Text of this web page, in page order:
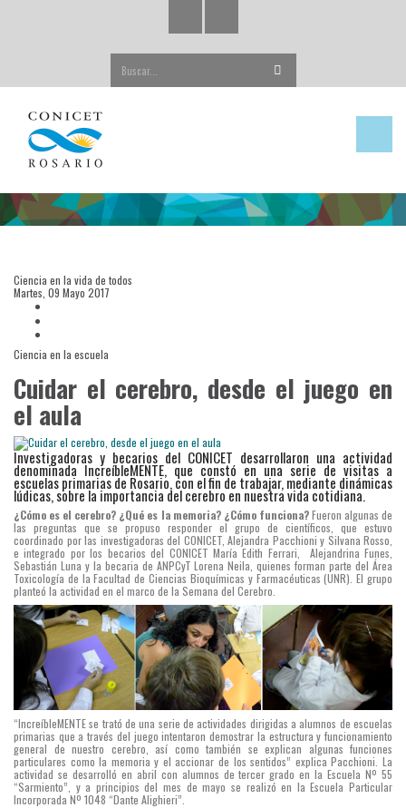
Ciencia en la vida de todos
Martes, 09 Mayo 2017
Ciencia en la escuela
Cuidar el cerebro, desde el juego en
el aula
Investigadoras y becarios del CONICET desarrollaron una actividad
denominada IncreíbleMENTE, que constó en una serie de visitas a
escuelas primarias de Rosario, con el fin de trabajar, mediante dinámicas
lúdicas, sobre la importancia del cerebro en nuestra vida cotidiana.
¿Cómo es el cerebro? ¿Qué es la memoria? ¿Cómo funciona?Fueron algunas de
las preguntas que se propuso responder el grupo de científicos, que estuvo
coordinado por las investigadoras del CONICET, Alejandra Pacchioni y Silvana Rosso,
e integrado por los becarios del CONICET María Edith Ferrari, Alejandrina Funes,
Sebastián Luna y la becaria de ANPCyT Lorena Neila, quienes forman parte del Área
Toxicología de la Facultad de Ciencias Bioquímicas y Farmacéuticas (UNR). El grupo
planteó la actividad en el marco de la Semana del Cerebro.
“IncreíbleMENTE se trató de una serie de actividades dirigidas a alumnos de escuelas
primarias que a través del juego intentaron demostrar la estructura y funcionamiento
general de nuestro cerebro, así como también se explican algunas funciones
particulares como la memoria y el accionar de los sentidos” explica Pacchioni. La
actividad se desarrolló en abril con alumnos de tercer grado en la Escuela Nº 55
“Sarmiento”, y a principios del mes de mayo se realizó en la Escuela Particular
Incorporada Nº 1048 “Dante Alighieri”.